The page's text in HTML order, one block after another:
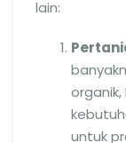
lain:
untuk